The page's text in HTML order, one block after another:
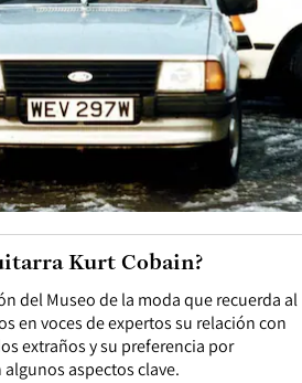
del Museo de la moda que recuerda al
en voces de expertos su relación con
extraños y su preferencia por
aspectos clave.
Kurt Cobain?